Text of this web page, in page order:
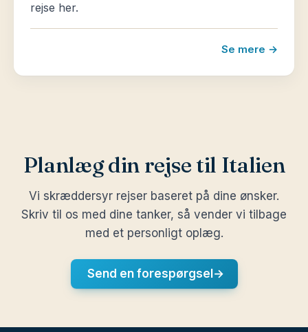
rejse her.
Se mere →
Planlæg din rejse til Italien
Vi skræddersyr rejser baseret på dine ønsker.
Skriv til os med dine tanker, så vender vi tilbage
med et personligt oplæg.
Send en forespørgsel →